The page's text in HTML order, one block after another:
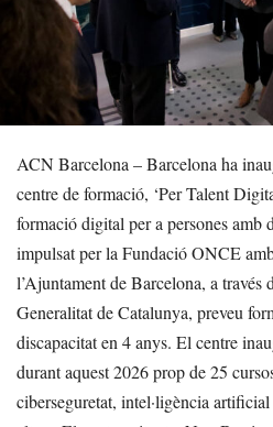
ACN Barcelona – Barcelona ha
centre de formació, ‘Per Talent
formació digital per a persones amb
impulsat per la Fundació ONCE
l’Ajuntament de Barcelona, a
Generalitat de Catalunya, preveu
discapacitat en 4 anys. El centre
durant aquest 2026 prop de 25
ciberseguretat, intel·ligència